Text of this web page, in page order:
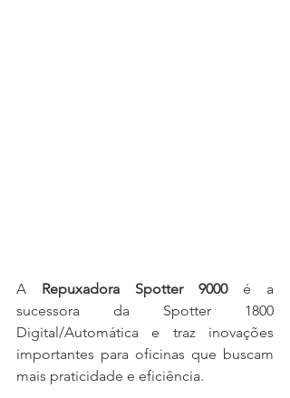
A Repuxadora Spotter 9000 é a
sucessora da Spotter 1800
Digital/Automática e traz inovações
importantes para oficinas que buscam
mais praticidade e eficiência.